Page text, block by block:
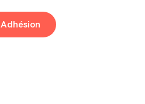
Adhésion